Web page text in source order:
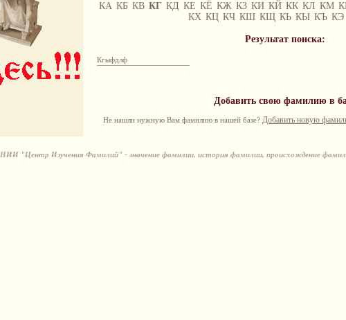
КА КБ КВ КГ КД КЕ КЁ КЖ КЗ КИ КЙ КК КЛ КМ
КХ КЦ КЧ КШ КЩ КЬ КЫ КЪ КЭ
Результат поиска:
Кгыфдлф
Добавить свою фамилию в
Не нашли нужную Вам фамилию в нашей базе? Добавить новую
НИИ "Центр Изучения Фамилий" - значение фамилии, история фамилии, происхождение